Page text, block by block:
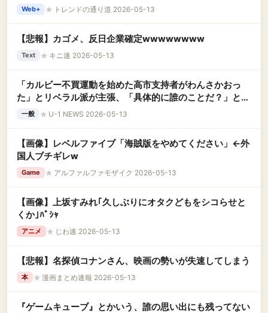
Web+ ★ トレンドの通り道 2026-05-13
【悲報】カゴメ、反日企業確定wwwwwwww
Text ★ キニ速 2026-05-13
「カルビー不買運動を始めた高市支持者がわんさかおっ
た」とリベラル派が主張、「具体的に誰のことだ？」とツ
ッコミが殺到して……
一般 ★ U-1 NEWS 2026-05-13
【画像】レベルファイブ「海賊版をやめてください」←外
国人ブチギレw
Game ★ アルファルファモザイク 2026-05-13
【画像】上坂すみれ｢久しぶりにオタクどもをシコらせと
くか｣ﾊﾟｼｬ
アニメ ★ じわ速 2026-05-13
【悲報】名探偵コナンさん、映画の勢いが失速してしまう
本 ★ 漫画まとめ速報 2026-05-13
『ゲームキューブ』とかいう、誰の思い出にも残ってない